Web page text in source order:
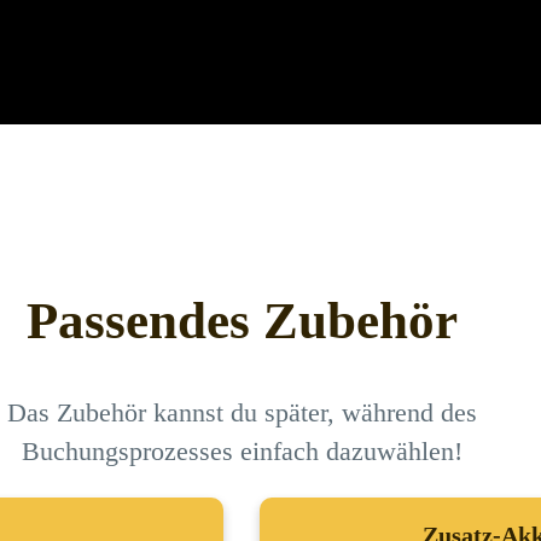
Passendes Zubehör
Das Zubehör kannst du später, während des
Buchungsprozesses einfach dazuwählen!
Zusatz-